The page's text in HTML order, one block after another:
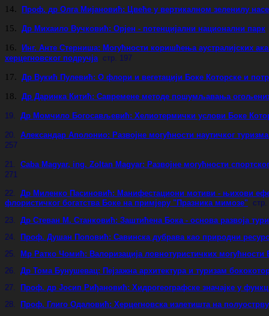
14. Проф. др Олга Мијановић: Цвеће у вертикалном зеленилу
15. Др Михаило Вучковић: Орјен - потенцијални национални парк
16.
Инг. Анте Стерниша: Могућности коришћења аустралијских
херцегновског подручја стр. 197
17. Др Вукић Пулевић: О флори и вегетацији Боке Которске и
18. Др Даринка Китић: Савремене методе пошумљавања
19. Др Момчило Богосављевић: Хелиотермички услови Боке
20. Александар Аполонио: Развојне могућности наутичког
257
21. Caba Magyar, ing. Zoltan Magyar: Развојне могућности
271
22. Др Миленко Пасиновић: Манифестациони мотиви - њихови
флористичког богатства Боке на примјеру "Празника мимозе"
23.
Др Стеван М. Станковић: Заштићена Бока - основа развоја
24.
Проф. Душан Поповић: Савинска дубрава као природни
25.
Мр Ратко Чомић: Валоризација ловнотуристичких могућности
26.
Др Тома Бунушевац: Пејзажна архитектура и туризам
27.
Проф. др Јосип Риђановић: Хидрогеографске значајке у
28.
Проф. Глиго Одаловић: Херцегновска излетишта на